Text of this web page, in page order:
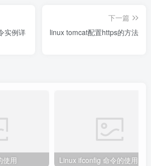
实例详
下一篇
linux tomcat配置https的方法
使用 Linux ifconfig 命令的使用